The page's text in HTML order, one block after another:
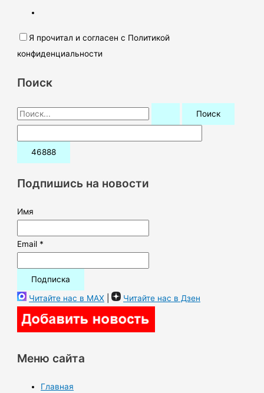
Я прочитал и согласен с Политикой
конфиденциальности
Поиск
П
о
и
:Подпишись на новости
Имя
Email *
Читайте нас в MAX | Читайте нас в Дзен
Меню сайта
Главная